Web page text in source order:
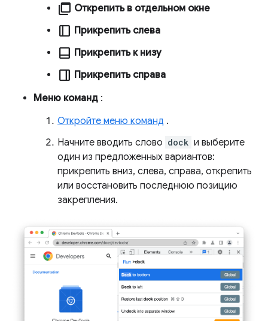
ad_group Открепить в отдельном окне
dock_to_right Прикрепить слева
dock_to_bottom Прикрепить к низу
dock_to_left Прикрепить справа
Меню команд :
Откройте меню команд .
Начните вводить слово dock и выберите
один из предложенных вариантов:
прикрепить вниз, слева, справа, открепить
или восстановить последнюю позицию
закрепления.